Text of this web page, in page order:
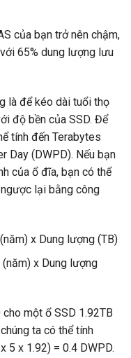
của bạn trở nên chậm,
65% dung lượng lưu
là để kéo dài tuổi thọ
độ bền của SSD. Để
tính đến Terabytes
Day (DWPD). Nếu bạn
của ổ đĩa, bạn có thể
lại bằng công
x Dung lượng (TB)
x Dung lượng
một ổ SSD 1.92TB
ta có thể tính
5 x 1.92) = 0.4 DWPD.